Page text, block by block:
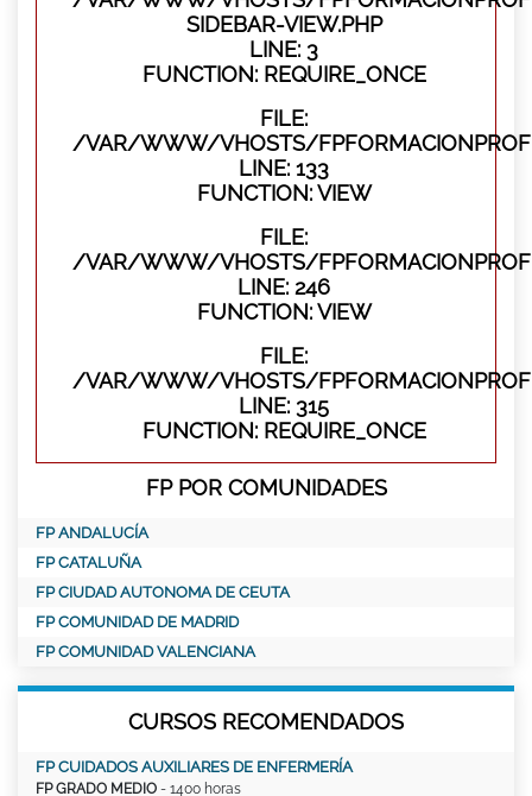
SIDEBAR-VIEW.PHP
LINE: 3
FUNCTION: REQUIRE_ONCE
FILE:
/VAR/WWW/VHOSTS/
LINE: 133
FUNCTION: VIEW
FILE:
/VAR/WWW/VHOSTS/
LINE: 246
FUNCTION: VIEW
FILE:
/VAR/WWW/VHOSTS/
LINE: 315
FUNCTION: REQUIRE_ONCE
FP POR COMUNIDADES
FP ANDALUCÍA
FP CATALUÑA
FP CIUDAD AUTONOMA DE CEUTA
FP COMUNIDAD DE MADRID
FP COMUNIDAD VALENCIANA
CURSOS RECOMENDADOS
FP CUIDADOS AUXILIARES DE ENFERMERÍA
FP GRADO MEDIO - 1400 horas